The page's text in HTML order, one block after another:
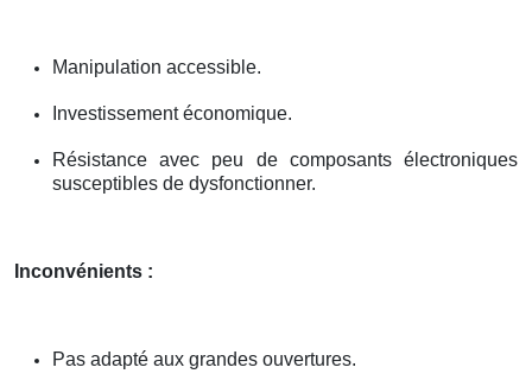
Manipulation accessible.
Investissement économique.
Résistance avec peu de composants électroniques
susceptibles de dysfonctionner.
Inconvénients :
Pas adapté aux grandes ouvertures.